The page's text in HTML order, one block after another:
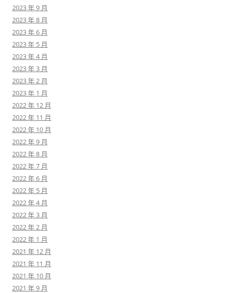
2023 年 9 月
2023 年 8 月
2023 年 6 月
2023 年 5 月
2023 年 4 月
2023 年 3 月
2023 年 2 月
2023 年 1 月
2022 年 12 月
2022 年 11 月
2022 年 10 月
2022 年 9 月
2022 年 8 月
2022 年 7 月
2022 年 6 月
2022 年 5 月
2022 年 4 月
2022 年 3 月
2022 年 2 月
2022 年 1 月
2021 年 12 月
2021 年 11 月
2021 年 10 月
2021 年 9 月